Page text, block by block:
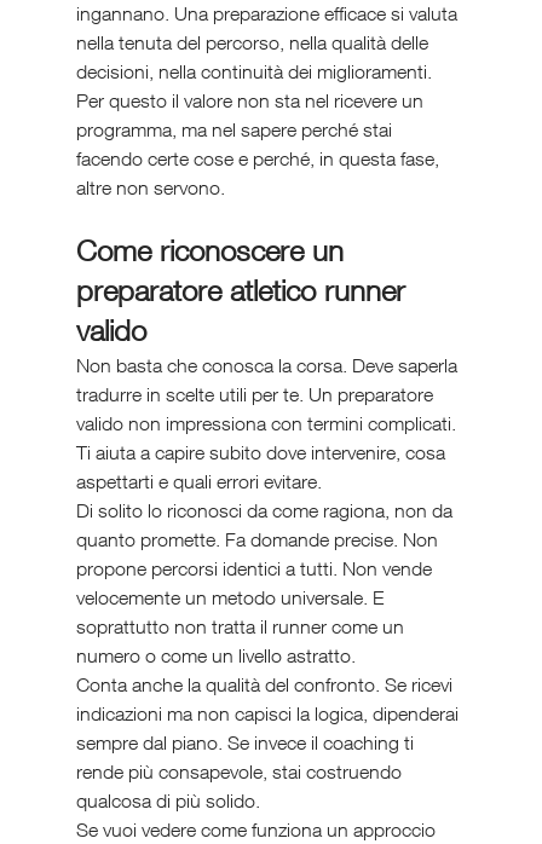
ingannano. Una preparazione efficace si valuta
nella tenuta del percorso, nella qualità delle
decisioni, nella continuità dei miglioramenti.
Per questo il valore non sta nel ricevere un
programma, ma nel sapere perché stai
facendo certe cose e perché, in questa fase,
altre non servono.
Come riconoscere un
preparatore atletico runner
valido
Non basta che conosca la corsa. Deve saperla
tradurre in scelte utili per te. Un preparatore
valido non impressiona con termini complicati.
Ti aiuta a capire subito dove intervenire, cosa
aspettarti e quali errori evitare.
Di solito lo riconosci da come ragiona, non da
quanto promette. Fa domande precise. Non
propone percorsi identici a tutti. Non vende
velocemente un metodo universale. E
soprattutto non tratta il runner come un
numero o come un livello astratto.
Conta anche la qualità del confronto. Se ricevi
indicazioni ma non capisci la logica, dipenderai
sempre dal piano. Se invece il coaching ti
rende più consapevole, stai costruendo
qualcosa di più solido.
Se vuoi vedere come funziona un approccio